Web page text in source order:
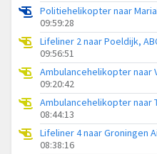
Politiehelikopter naar
09:59:28
Lifeliner 2 naar Poeldijk,
09:56:51
09:20:42
Ambulancehelikopter naar
08:44:13
Lifeliner 4 naar Groningen
08:38:16